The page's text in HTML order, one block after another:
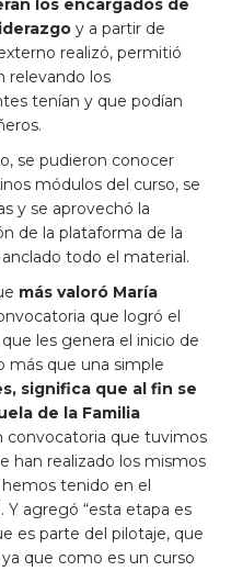
los encargados de
y a partir de
realizó, permitió
relevando los
tenían y que podían
se pudieron conocer
módulos del curso, se
y se aprovechó la
de la plataforma de la
todo el material.
más valoró María
que logró el
les genera el inicio de
más que una simple
significa que al fin se
de la Familia
convocatoria que tuvimos
han realizado los mismos
tenido en el
Y agregó “esta etapa es
es parte del pilotaje, que
que como es un curso